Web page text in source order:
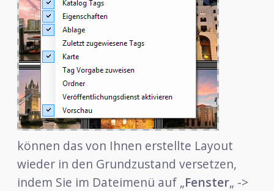
können das von Ihnen erstellte Layout
wieder in den Grundzustand versetzen,
indem Sie im Dateimenü auf „Fenster„ ->